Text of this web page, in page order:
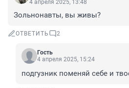
4 апреля 2025, 13:48
Зольнонавты, вы живы?
ОТВЕТИТЬ 2
Гость
4 апреля 2025, 15:24
подгузник поменяй себе и